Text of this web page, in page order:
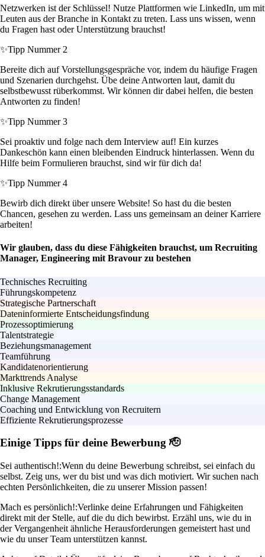
Netzwerken ist der Schlüssel! Nutze Plattformen wie LinkedIn, um mit
Leuten aus der Branche in Kontakt zu treten. Lass uns wissen, wenn
du Fragen hast oder Unterstützung brauchst!
✨Tipp Nummer 2
Bereite dich auf Vorstellungsgespräche vor, indem du häufige Fragen
und Szenarien durchgehst. Übe deine Antworten laut, damit du
selbstbewusst rüberkommst. Wir können dir dabei helfen, die besten
Antworten zu finden!
✨Tipp Nummer 3
Sei proaktiv und folge nach dem Interview auf! Ein kurzes
Dankeschön kann einen bleibenden Eindruck hinterlassen. Wenn du
Hilfe beim Formulieren brauchst, sind wir für dich da!
✨Tipp Nummer 4
Bewirb dich direkt über unsere Website! So hast du die besten
Chancen, gesehen zu werden. Lass uns gemeinsam an deiner Karriere
arbeiten!
Wir glauben, dass du diese Fähigkeiten brauchst, um Recruiting
Manager, Engineering mit Bravour zu bestehen
Technisches Recruiting
Führungskompetenz
Strategische Partnerschaft
Dateninformierte Entscheidungsfindung
Prozessoptimierung
Talentstrategie
Beziehungsmanagement
Teamführung
Kandidatenorientierung
Markttrends Analyse
Inklusive Rekrutierungsstandards
Change Management
Coaching und Entwicklung von Recruitern
Effiziente Rekrutierungsprozesse
Einige Tipps für deine Bewerbung 🫡
Sei authentisch!:Wenn du deine Bewerbung schreibst, sei einfach du
selbst. Zeig uns, wer du bist und was dich motiviert. Wir suchen nach
echten Persönlichkeiten, die zu unserer Mission passen!
Mach es persönlich!:Verlinke deine Erfahrungen und Fähigkeiten
direkt mit der Stelle, auf die du dich bewirbst. Erzähl uns, wie du in
der Vergangenheit ähnliche Herausforderungen gemeistert hast und
wie du unser Team unterstützen kannst.